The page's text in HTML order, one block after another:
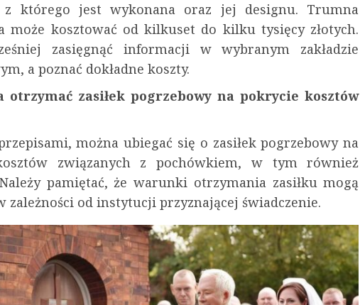
z którego jest wykonana oraz jej designu. Trumna
może kosztować od kilkuset do kilku tysięcy złotych.
zasięgnąć informacji w wybranym zakładzie
a poznać dokładne koszty.
otrzymać zasiłek pogrzebowy na pokrycie kosztów
można ubiegać się o zasiłek pogrzebowy na
związanych z pochówkiem, w tym również
pamiętać, że warunki otrzymania zasiłku mogą
zależności od instytucji przyznającej świadczenie.